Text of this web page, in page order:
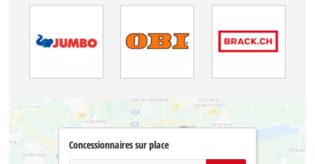
Concessionnaires sur place